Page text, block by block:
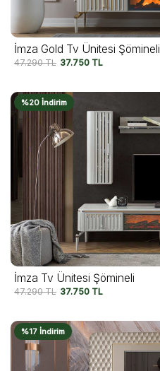
İmza Gold Tv Ünitesi Şömineli
47.290TL 37.750 TL
%20 İndirim
İmza Tv Ünitesi Şömineli
47.290TL 37.750 TL
%17 İndirim